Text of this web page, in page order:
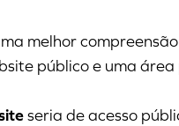
melhor
público e uma
seria de acesso